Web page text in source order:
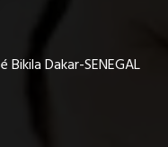
Dakar-SENEGAL